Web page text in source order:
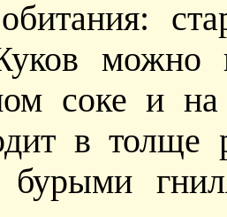
можно
соке и
в толще